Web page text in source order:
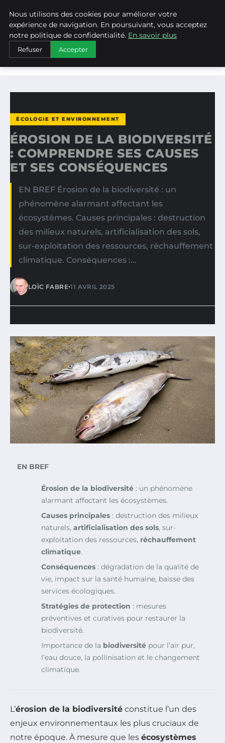
WEARECLIMATECONTROL
ACCUEIL
ÉCOLOGIE ET ENVIRONNEMENT
ÉROSION DE LA BIODIVERSITÉ : COMPRENDRE SES CAUSES
ÉCOLOGIE ET ENVIRONNEMENT
ÉROSION DE LA BIODIVERSITÉ
: COMPRENDRE SES CAUSES
ET SES CONSÉQUENCES
EN BREF Érosion de la biodiversité : un
phénomène alarmant affectant les
écosystèmes. Causes principales : destruction
des milieux naturels, artificialisation des sols,
sur-exploitation des ressources, réchauffement
climatique. Conséquences :…
LOÏC FABRE•11 AVRIL 2025
EN BREF
Érosion de la biodiversité : un phénomène
alarmant affectant les écosystèmes.
Causes principales : destruction des milieux
naturels, artificialisation des sols, sur-
exploitation des ressources, réchauffement
climatique.
Conséquences : dégradation de la qualité de
vie, impact sur la santé humaine, baisse des
services écologiques.
Stratégies de protection : mesures
préventives et curatives pour restaurer la
biodiversité.
Importance de la biodiversité pour l’air pur,
l’eau douce, la pollinisation et le changement
climatique.
L’érosion de la biodiversité constitue l’un des
enjeux environnementaux les plus cruciaux de
notre époque. À mesure que les écosystèmes
Nous utilisons des cookies pour améliorer votre
expérience de navigation. En poursuivant, vous acceptez
notre politique de confidentialité. En savoir plus
Refuser Accepter